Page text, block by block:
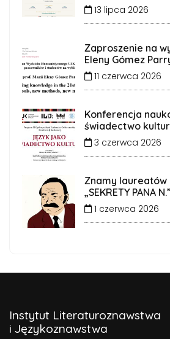
Dialektologicznego Koła
Prezes Koła
mgr
Wiceprezes
mgr Monika
Sekretarz
Koła
mgr Barbara
Komisja
Rewizyjna
mgr Piotr
Skarbnik
mgr Justyna
Borkowska
13 lipca 2026
Zaproszenie na
Eleny Gómez
11 czerwca 2026
Konferencja
świadectwo
3 czerwca 2026
Znamy laureatów
„SEKRETY PANA
1 czerwca 2026
Instytut Literaturoznawstwa
i Językoznawstwa